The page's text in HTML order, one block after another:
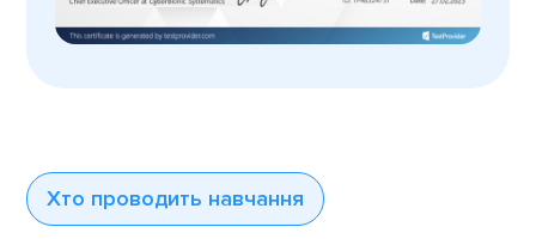
Хто проводить навчання